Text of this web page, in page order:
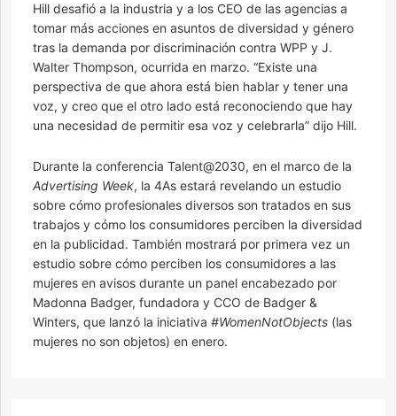
Hill desafió a la industria y a los CEO de las agencias a
tomar más acciones en asuntos de diversidad y género
tras la demanda por discriminación contra WPP y J.
Walter Thompson, ocurrida en marzo. “Existe una
perspectiva de que ahora está bien hablar y tener una
voz, y creo que el otro lado está reconociendo que hay
una necesidad de permitir esa voz y celebrarla” dijo Hill.
Durante la conferencia Talent@2030, en el marco de la
Advertising Week, la 4As estará revelando un estudio
sobre cómo profesionales diversos son tratados en sus
trabajos y cómo los consumidores perciben la diversidad
en la publicidad. También mostrará por primera vez un
estudio sobre cómo perciben los consumidores a las
mujeres en avisos durante un panel encabezado por
Madonna Badger, fundadora y CCO de Badger &
Winters, que lanzó la iniciativa #WomenNotObjects (las
mujeres no son objetos) en enero.